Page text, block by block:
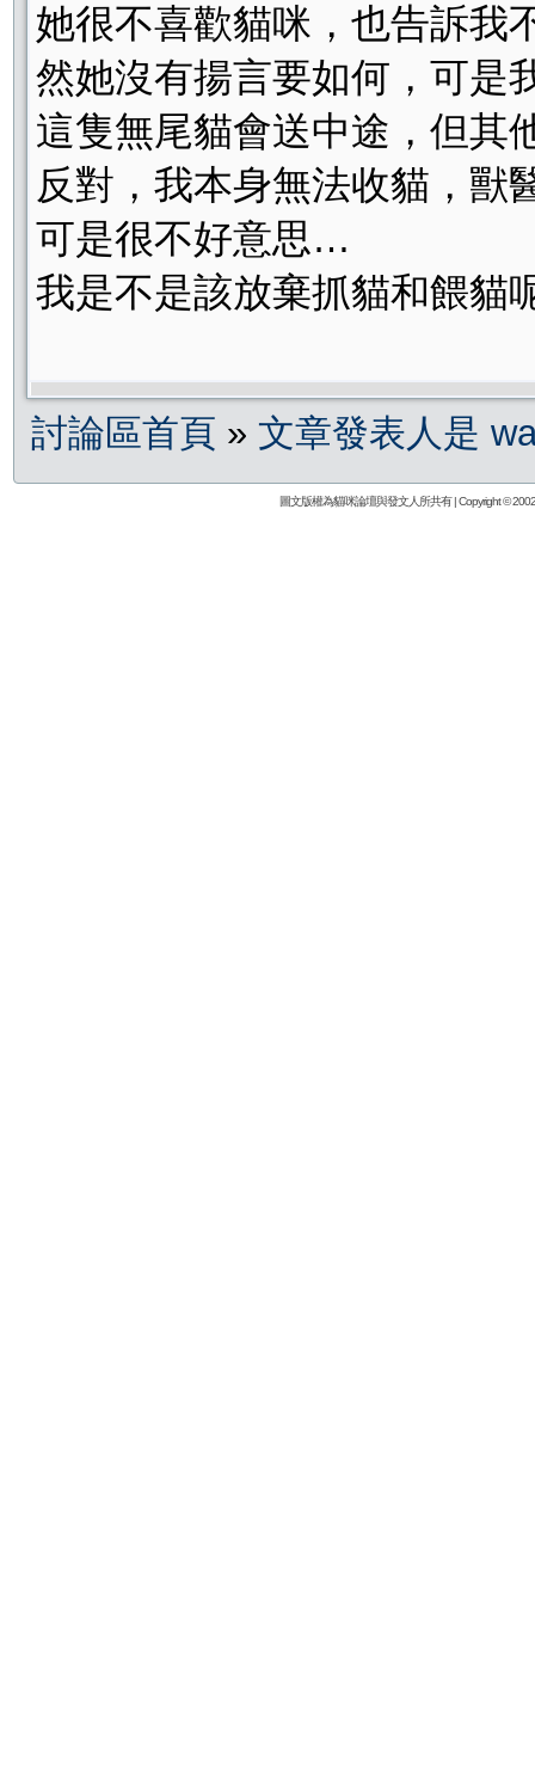
她很不喜歡貓咪，也告訴我
然她沒有揚言要如何，可是
這隻無尾貓會送中途，但其
反對，我本身無法收貓，獸
可是很不好意思…
我是不是該放棄抓貓和餵貓
討論區首頁 » 文章發表人是
圖文版權為貓咪論壇與發文人所共有 | Copyright ©